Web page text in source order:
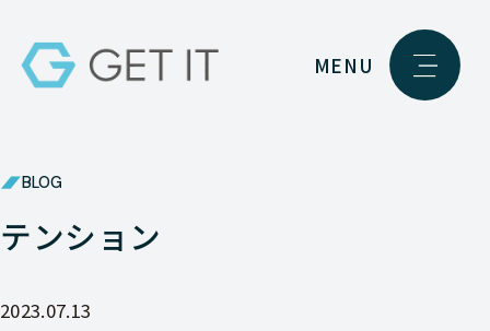
MENU
BLOG
テンション
2023.07.13